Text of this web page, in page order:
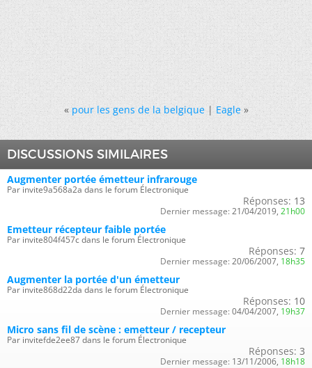
« pour les gens de la belgique|Eagle »
DISCUSSIONS SIMILAIRES
Augmenter portée émetteur infrarouge
Par invite9a568a2a dans le forum Électronique
Réponses: 13
Dernier message: 21/04/2019, 21h00
Emetteur récepteur faible portée
Par invite804f457c dans le forum Électronique
Réponses: 7
Dernier message: 20/06/2007, 18h35
Augmenter la portée d'un émetteur
Par invite868d22da dans le forum Électronique
Réponses: 10
Dernier message: 04/04/2007, 19h37
Micro sans fil de scène : emetteur / recepteur
Par invitefde2ee87 dans le forum Électronique
Réponses: 3
Dernier message: 13/11/2006, 18h18